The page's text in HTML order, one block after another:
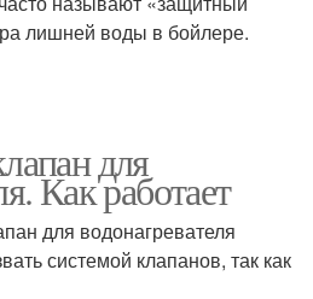
лишней воды в бойлере.
для
Как работает
для водонагревателя
системой клапанов, так как